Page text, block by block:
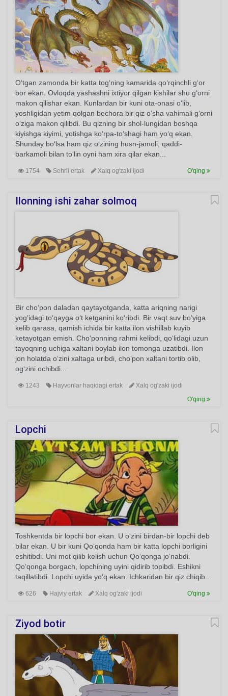
O‘tgan zamonda bir katta tog‘ning kamarida qo‘rqinchli g‘or
bor ekan. Ovloqda yashashni ixtiyor qilgan kishilar shu g‘orni
makon qilishar ekan. Kunlardan bir kuni ota-onasi o‘lib,
yoshligidan yetim qolgan bechora bir qiz o‘sha vahimali g‘orni
o‘ziga makon qilibdi. Bu qizning bir shol-lungidan boshqa
kiyishga kiyimi, yotishga ko‘rpa-to‘shagi ham yo‘q ekan.
Shunday bo‘lsa ham qiz o‘zining husn-jamoli, qaddi-
barkamoli bilan to‘lin oyni ham xira qilar ekan...
1754 Sehrli ertak Xalq og'zaki ijodi O'qing
Ilonning ishi zahar solmoq
Bir cho‘pon daladan qaytayotganda, katta ariqning narigi
yog‘idagi to‘qayga o‘t ketganini ko‘ribdi. Bir vaqt suv bo‘yiga
kelib qarasa, qamish ichida bir katta ilon vishillab kuyib
ketayotgan emish. Cho‘ponning rahmi kelibdi, qo‘lidagi uzun
tayoqning uchiga xaltani boylab ilon tomonga uzatibdi. Ilon
jon holatda o‘zini xaltaga uribdi, cho‘pon xaltani tortib olib,
og‘zini ochibdi...
1243 Hayvonlar haqidagi ertak
Xalq og'zaki ijodi
O'qing
Lopchi
Toshkentda bir lopchi bor ekan. U o‘zini birdan-bir lopchi deb
bilar ekan. U bir kuni Qo‘qonda ham bir katta lopchi borligini
eshitibdi. Uni mot qilib kelish uchun Qo‘qonga jo‘nabdi.
Qo‘qonga borgach, lopchining uyini qidirib topibdi. Eshikni
taqillatibdi. Lopchi uyida yo‘q ekan. Ichkaridan bir qiz chiqib...
626 Hajviy ertak Xalq og'zaki ijodi O'qing
Ziyod botir